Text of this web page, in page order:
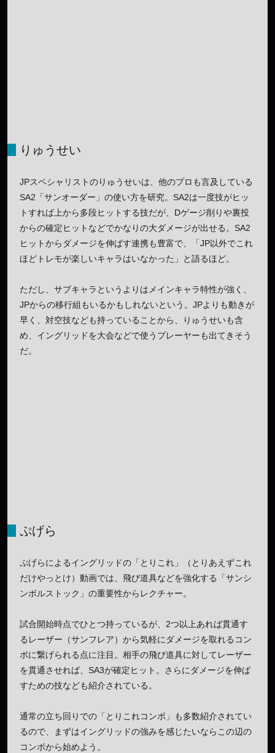
りゅうせい
JPスペシャリストのりゅうせいは、他のプロも言及している
SA2「サンオーダー」の使い方を研究。SA2は一度技がヒッ
トすれば上から多段ヒットする技だが、Dゲージ削りや裏投
からの確定ヒットなどでかなりの大ダメージが出せる。SA2
ヒットからダメージを伸ばす連携も豊富で、「JP以外でこれ
ほどトレモが楽しいキャラはいなかった」と語るほど。
ただし、サブキャラというよりはメインキャラ特性が強く、
JPからの移行組もいるかもしれないという。JPよりも動きが
早く、対空技なども持っていることから、りゅうせいも含
め、イングリッドを大会などで使うプレーヤーも出てきそう
だ。
ぷげら
ぷげらによるイングリッドの「とりこれ」（とりあえずこれ
だけやっとけ）動画では、飛び道具などを強化する「サンシ
ンボルストック」の重要性からレクチャー。
試合開始時点でひとつ持っているが、2つ以上あれば貫通す
るレーザー（サンフレア）から気軽にダメージを取れるコン
ボに繋げられる点に注目。相手の飛び道具に対してレーザー
を貫通させれば、SA3が確定ヒット。さらにダメージを伸ば
すための技なども紹介されている。
通常の立ち回りでの「とりこれコンボ」も多数紹介されてい
るので、まずはイングリッドの強みを感じたいならこの辺の
コンボから始めよう。